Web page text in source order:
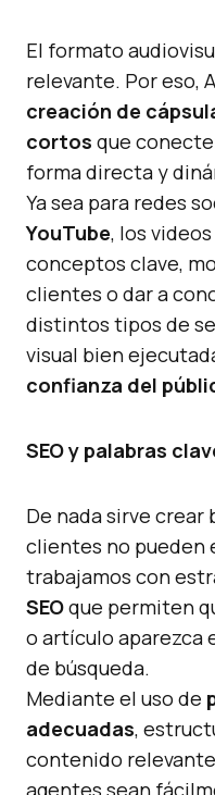
El formato
relevante. Por eso,
creación de
cortos que
forma directa y
Ya sea para redes
YouTube, los
conceptos clave,
clientes o dar a
distintos tipos de
visual bien
confianza del
SEO y palabras
De nada sirve
clientes no pueden
trabajamos con
SEOque permiten
o artículo aparezca
de búsqueda.
Mediante el uso de
adecuadas,
contenido